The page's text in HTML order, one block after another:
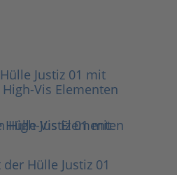
Justiz 01 mit
Vis Elementen
Hülle Justiz 01